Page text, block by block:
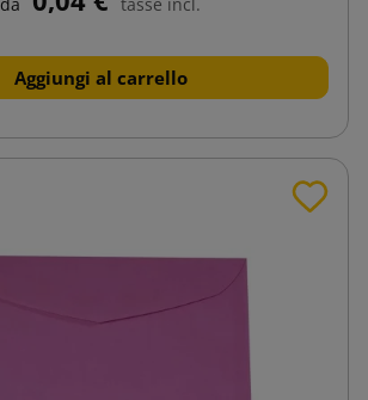
Aggiungi al carrello